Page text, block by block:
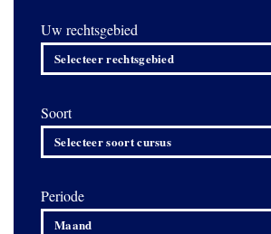
Uw rechtsgebied
Selecteer rechtsgebied
Soort
Selecteer soort cursus
Periode
Maand